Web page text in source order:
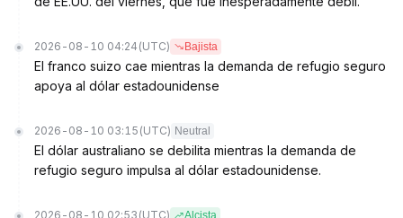
2026-08-10 04:24 (UTC) Bajista
El franco suizo cae mientras la demanda de refugio seguro
apoya al dólar estadounidense
2026-08-10 03:15 (UTC) Neutral
El dólar australiano se debilita mientras la demanda de
refugio seguro impulsa al dólar estadounidense.
2026-08-10 02:53 (UTC) Alcista